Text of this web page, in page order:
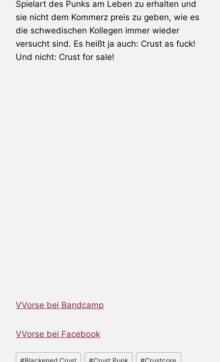
Spielart des Punks am Leben zu erhalten und
sie nicht dem Kommerz preis zu geben, wie es
die schwedischen Kollegen immer wieder
versucht sind. Es heißt ja auch: Crust as fuck!
Und nicht: Crust for sale!
VVorse bei Bandcamp
VVorse bei Facebook
Schlagworte:
#Blackened Crust #Crust Punk #Crustcore